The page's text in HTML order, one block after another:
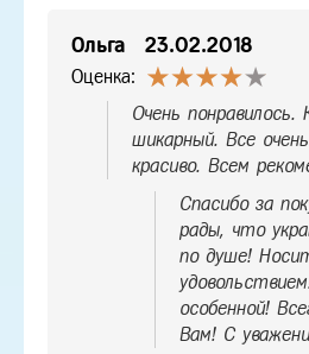
Ольга 23.02.2018
Оценка:
Очень понравилось.
шикарный. Все
красиво. Всем
Спасибо за
рады, что
по душе!
особенной!
Вам! С